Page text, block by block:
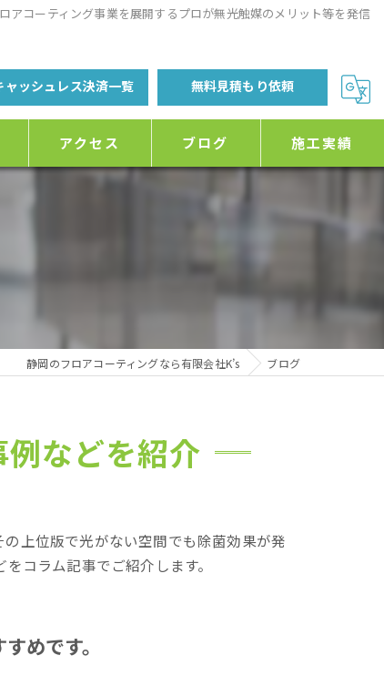
アコーティング事業を展開するプロが無光触媒のメリット等を発信
ャッシュレス決済一覧 無料見積もり依頼
アクセス ブログ 施工実績
静岡のフロアコーティングなら有限会社K’s ブログ
などを紹介
上位版で光がない空間でも除菌効果が発
コラム記事でご紹介します。
めです。